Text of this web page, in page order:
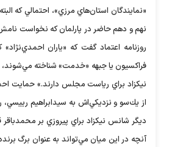
«نمايندگان استان‌هاي مرزي»، احتمالي كه
نهم و دهم حاضر در پارلمان كه نخواست
روزنامه اعتماد گفت كه «ياران
فراكسيون يا جبهه «خدمت» شناخته
نيكزاد براي رياست مجلس دارند.» حمايت
از يك‌سو و نزديكي‌اش به سيدابراهيم
ديگر شانس نيكزاد براي پيروزي بر محمدباقر
آنچه در اين ميان مي‌تواند به عنوان برگ